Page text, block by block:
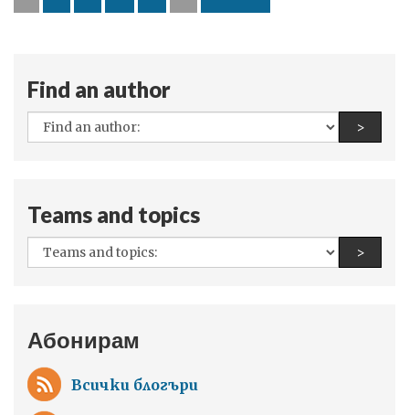
Find an author
All
authors:
>Find
Teams and topics
All
teams
>Find
Абонирам
Всички блогъри